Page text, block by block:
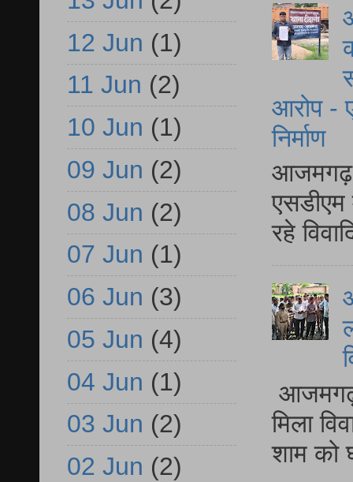
आरोप -
निर्माण
आजमगढ़
एसडीएम
रहे
आजमगढ़
मिला
शाम को
12 Jun (1)
11 Jun (2)
10 Jun (1)
09 Jun (2)
08 Jun (2)
07 Jun (1)
06 Jun (3)
05 Jun (4)
04 Jun (1)
03 Jun (2)
02 Jun (2)